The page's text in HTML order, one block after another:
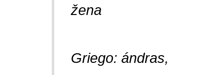
žena
Griego:ándras,